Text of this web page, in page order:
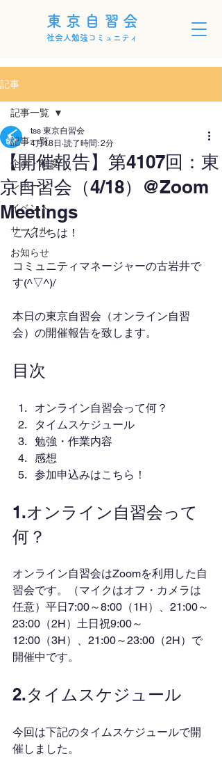
東京自習会
社会人勉強コミュニティ
記事
記事一覧
企画・制度
レポート
イベント
サークル
お知らせ
記事一覧
【開催報告】第4107回：東
京自習会（4/18）@Zoom
Meetings
tss 東京自習会
4月18日 読了時間: 2分
こんにちは！
コミュニティマネージャーの古岩井で
す(^▽^)/
本日の東京自習会（オンライン自習
会）の開催報告を致します。
目次
オンライン自習会って何？
タイムスケジュール
勉強・作業内容
感想
参加申込みはこちら！
1.オンライン自習会って
何？
オンライン自習会はZoomを利用した自
習会です。（マイクはオフ・カメラは
任意）平日7:00～8:00（1H）、21:00～
23:00（2H）土日祝9:00～
12:00（3H）、21:00～23:00（2H）で
開催中です。
2.タイムスケジュール
今回は下記のタイムスケジュールで開
催しました。